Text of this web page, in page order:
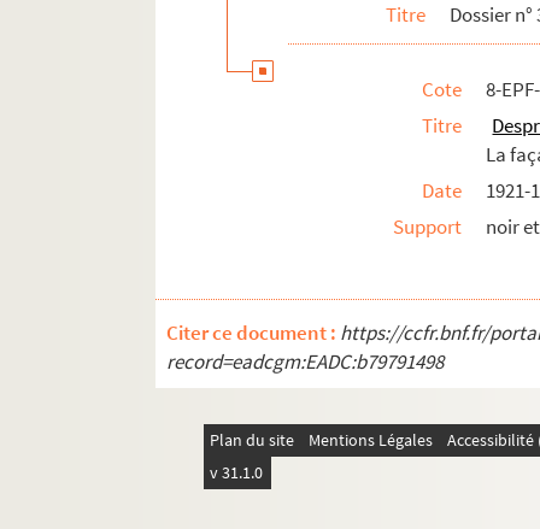
18e arrondissement
Titre Dossier n°
Cote
8-
Titre
La
Date
1921-
Support
noir
Citer ce document : https://ccfr.bnf.fr/
record=eadcgm:EADC:b79791498
Plan du site Mentions Légales
v 31.1.0